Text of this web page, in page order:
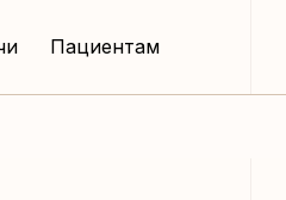
Пациентам